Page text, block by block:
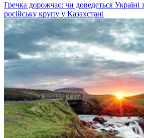
Гречка дорожчає: чи доведеться Україні
російську крупу у Казахстані